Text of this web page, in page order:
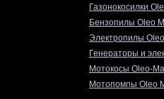
Газонокосилки
Бензопилы Oleo
Электропилы
Генераторы и
Мотокосы Oleo-
Мотопомпы Oleo